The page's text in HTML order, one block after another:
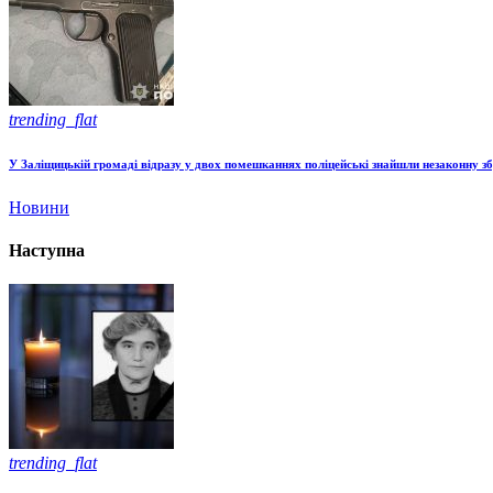
trending_flat
У Заліщицькій громаді відразу у двох помешканнях поліцейські знайшли незаконну
Новини
Наступна
trending_flat